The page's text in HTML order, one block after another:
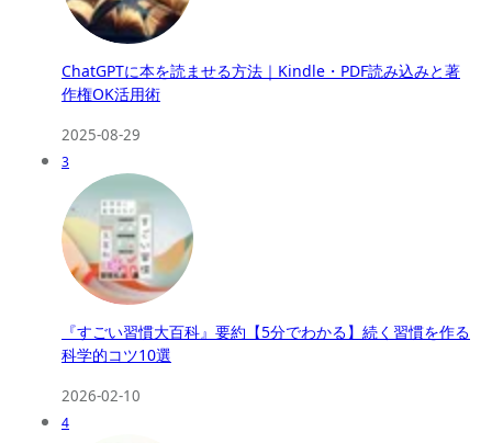
ChatGPTに本を読ませる方法｜Kindle・PDF読み込みと著
作権OK活用術
2025-08-29
3
『すごい習慣大百科』要約【5分でわかる】続く習慣を作る
科学的コツ10選
2026-02-10
4